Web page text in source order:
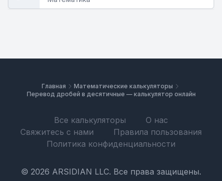
Главная
Математические калькуляторы
Перевод дробей в десятичные — калькулятор онлайн
Все калькуляторы
О нас
Свяжитесь с нами
Правила пользования
Политика конфиденциальности
© 2026 ARSIDIAN LLC. Все права защищены.